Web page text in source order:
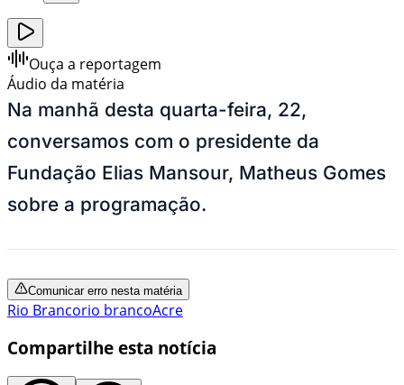
Ouça a reportagem
Áudio da matéria
Na manhã desta quarta-feira, 22,
conversamos com o presidente da
Fundação Elias Mansour, Matheus Gomes
sobre a programação.
Comunicar erro nesta matéria
Rio Brancorio brancoAcre
Compartilhe esta notícia